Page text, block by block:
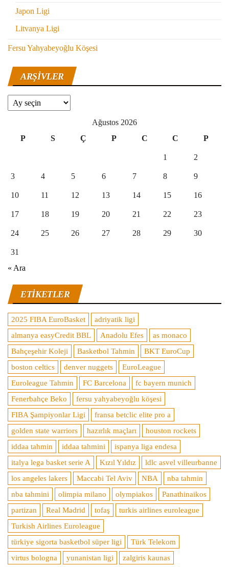
Japon Ligi
Litvanya Ligi
Fersu Yahyabeyoğlu Köşesi
ARŞIVLER
Arşivler
Ağustos 2026
P
S Ç P C C P
1 2
3 4 5 6 7 8 9
10 11 12 13 14 15 16
17 18 19 20 21 22 23
24 25 26 27 28 29 30
31
« Ara
ETIKETLER
2025 FIBA EuroBasket
adriyatik ligi
almanya easyCredit BBL
Anadolu Efes
as monaco
Bahçeşehir Koleji
Basketbol Tahmin
BKT EuroCup
boston celtics
denver nuggets
EuroLeague
Euroleague Tahmin
FC Barcelona
fc bayern munich
Fenerbahçe Beko
fersu yahyabeyoğlu köşesi
FIBA Şampiyonlar Ligi
fransa betclic elite pro a
golden state warriors
hazırlık maçları
houston rockets
iddaa tahmin
iddaa tahmini
ispanya liga endesa
italya lega basket serie A
Kızıl Yıldız
ldlc asvel villeurbanne
los angeles lakers
Maccabi Tel Aviv NBA
nba tahmin
nba tahmini
olimpia milano olympiakos
Panathinaikos
partizan
Real Madrid tofaş
turkis airlines euroleague
Turkish Airlines Euroleague
türkiye sigorta basketbol süper ligi
Türk Telekom
virtus bologna
yunanistan ligi zalgiris kaunas